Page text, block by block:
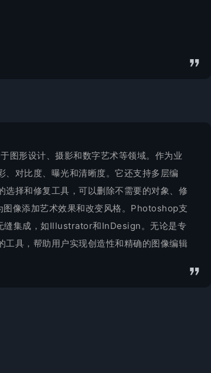
图形设计、摄影和数字艺术等领域。作为业
对比度、曝光和清晰度。它还支持多层编
择和修复工具，可以删除不需要的对象、修
像添加艺术效果和改变风格。Photoshop支
缝集成，如Illustrator和InDesign。无论是专
具，帮助用户实现创造性和精确的图像编辑